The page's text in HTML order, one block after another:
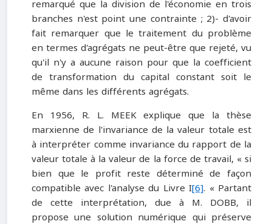
remarqué que la division de l'économie en trois
branches n'est point une contrainte ; 2)- d'avoir
fait remarquer que le traitement du problème
en termes d'agrégats ne peut-être que rejeté, vu
qu'il n'y a aucune raison pour que la coefficient
de transformation du capital constant soit le
même dans les différents agrégats.
En 1956, R. L. MEEK explique que la thèse
marxienne de l'invariance de la valeur totale est
à interpréter comme invariance du rapport de la
valeur totale à la valeur de la force de travail, « si
bien que le profit reste déterminé de façon
compatible avec l'analyse du Livre I[6]. « Partant
de cette interprétation, due à M. DOBB, il
propose une solution numérique qui préserve